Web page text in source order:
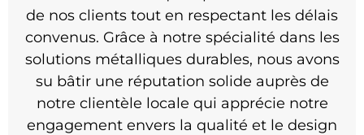
de nos clients tout en respectant les délais
convenus. Grâce à notre spécialité dans les
solutions métalliques durables, nous avons
su bâtir une réputation solide auprès de
notre clientèle locale qui apprécie notre
engagement envers la qualité et le design